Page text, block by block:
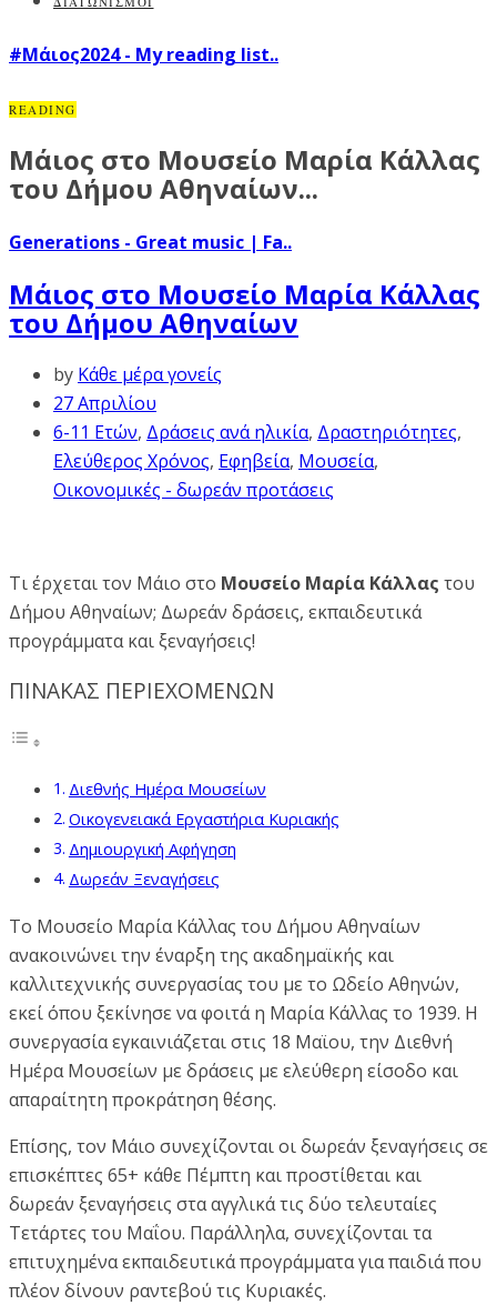
#Μάιος2024 - My reading list..
READING
Μάιος στο Μουσείο Μαρία Κάλλας
του Δήμου Αθηναίων...
Generations - Great music | Fa..
Μάιος στο Μουσείο Μαρία Κάλλας
του Δήμου Αθηναίων
by Κάθε μέρα γονείς
27 Απριλίου
6-11 Ετών, Δράσεις ανά ηλικία, Δραστηριότητες,
Ελεύθερος Χρόνος, Εφηβεία, Μουσεία,
Οικονομικές - δωρεάν προτάσεις
Τι έρχεται τον Μάιο στο Μουσείο Μαρία Κάλλας του
Δήμου Αθηναίων; Δωρεάν δράσεις, εκπαιδευτικά
προγράμματα και ξεναγήσεις!
ΠΙΝΑΚΑΣ ΠΕΡΙΕΧΟΜΕΝΩΝ
Διεθνής Ημέρα Μουσείων
Οικογενειακά Εργαστήρια Κυριακής
Δημιουργική Αφήγηση
Δωρεάν Ξεναγήσεις
Το Μουσείο Μαρία Κάλλας του Δήμου Αθηναίων
ανακοινώνει την έναρξη της ακαδημαϊκής και
καλλιτεχνικής συνεργασίας του με το Ωδείο Αθηνών,
εκεί όπου ξεκίνησε να φοιτά η Μαρία Κάλλας το 1939. Η
συνεργασία εγκαινιάζεται στις 18 Μαϊου, την Διεθνή
Ημέρα Μουσείων με δράσεις με ελεύθερη είσοδο και
απαραίτητη προκράτηση θέσης.
Επίσης, τον Μάιο συνεχίζονται οι δωρεάν ξεναγήσεις σε
επισκέπτες 65+ κάθε Πέμπτη και προστίθεται και
δωρεάν ξεναγήσεις στα αγγλικά τις δύο τελευταίες
Τετάρτες του Μαΐου. Παράλληλα, συνεχίζονται τα
επιτυχημένα εκπαιδευτικά προγράμματα για παιδιά που
πλέον δίνουν ραντεβού τις Κυριακές.